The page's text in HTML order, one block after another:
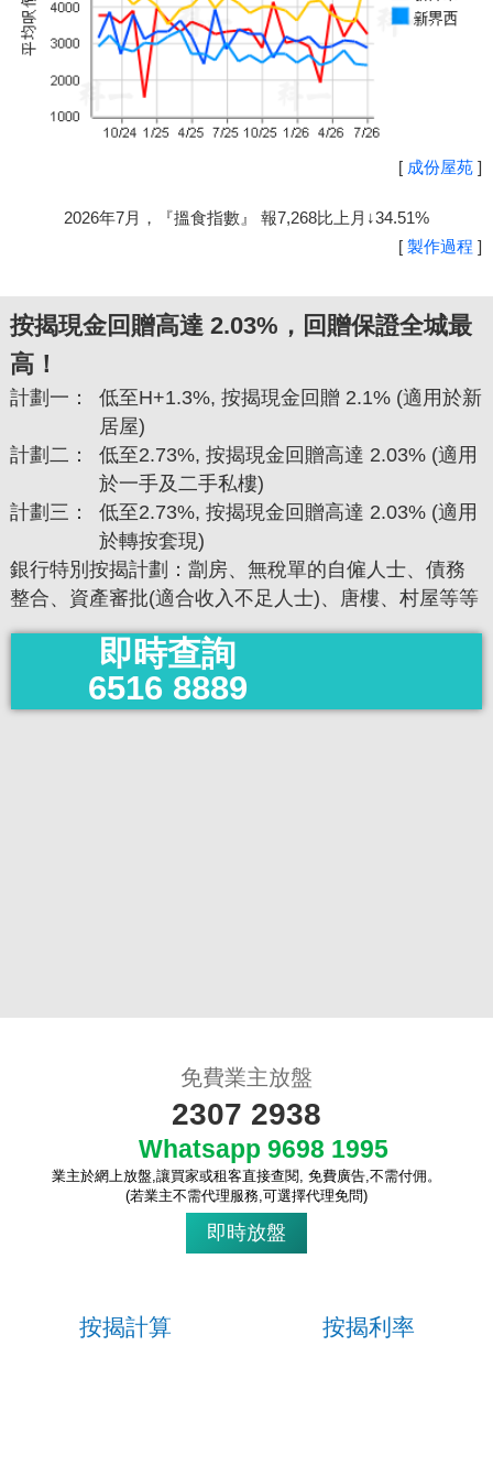
[ 成份屋苑 ]
2026年7月，『搵食指數』 報7,268比上月↓34.51%
[ 製作過程 ]
按揭現金回贈高達 2.03%，回贈保證全城最
高！
計劃一：
低至H+1.3%, 按揭現金回贈 2.1% (適用於新
居屋)
計劃二：
低至2.73%, 按揭現金回贈高達 2.03% (適用
於一手及二手私樓)
計劃三：
低至2.73%, 按揭現金回贈高達 2.03% (適用
於轉按套現)
銀行特別按揭計劃：劏房、無稅單的自僱人士、債務
整合、資產審批(適合收入不足人士)、唐樓、村屋等等
即時查詢
6516 8889
免費業主放盤
2307 2938
Whatsapp 9698 1995
業主於網上放盤,讓買家或租客直接查閱, 免費廣告,不需付佣。
(若業主不需代理服務,可選擇代理免問)
即時放盤
按揭計算 按揭利率